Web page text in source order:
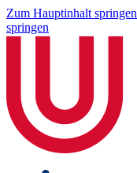
Zum Hauptinhalt springen
springen